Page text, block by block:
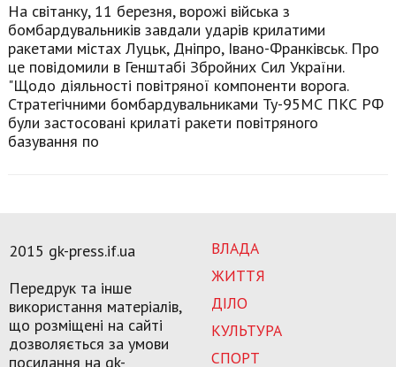
На світанку, 11 березня, ворожі війська з
бомбардувальників завдали ударів крилатими
ракетами містах Луцьк, Дніпро, Івано-Франківськ. Про
це повідомили в Генштабі Збройних Сил України.
"Щодо діяльності повітряної компоненти ворога.
Стратегічними бомбардувальниками Ту-95МС ПКС РФ
були застосовані крилаті ракети повітряного
базування по
ВЛАДА
ЖИТТЯ
ДІЛО
КУЛЬТУРА
СПОРТ
2015 gk-press.if.ua
Передрук та інше
використання матеріалів,
що розміщені на сайті
дозволяється за умови
посилання на gk-